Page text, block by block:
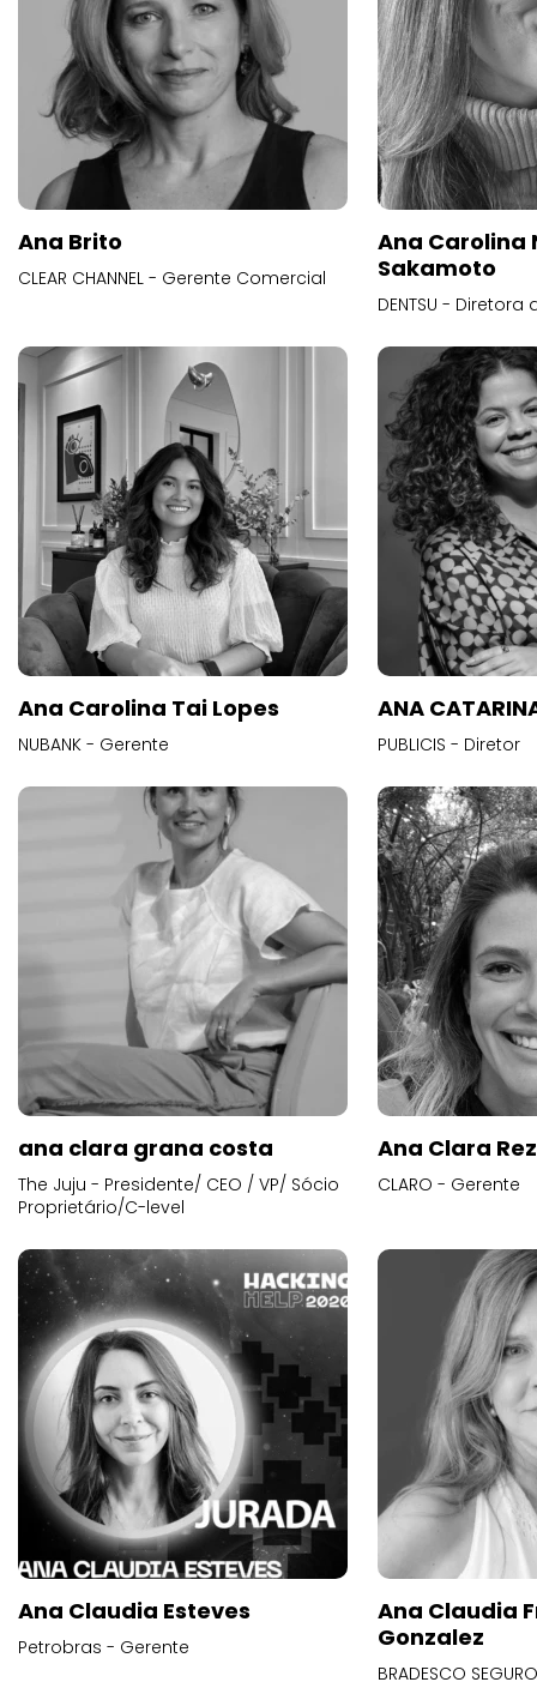
Ana Brito
CLEAR CHANNEL - Gerente Comercial
Ana Carolina
Sakamoto
DENTSU -
Ana Carolina Tai Lopes
NUBANK - Gerente
ANA
PUBLICIS - Diretor
ana clara grana costa
The Juju - Presidente/ CEO / VP/ Sócio
Proprietário/C-level
Ana Clara
CLARO - Gerente
Ana Claudia Esteves
Petrobras - Gerente
Ana Claudia
Gonzalez
BRADESCO